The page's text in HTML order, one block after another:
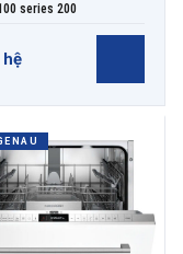
series 200